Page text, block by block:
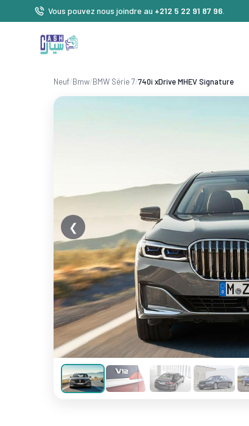
Vous pouvez nous joindre au +212 5 22 91 87 96
Neuf/Bmw/BMW Série 7/740i xDrive MHEV Signature
❮